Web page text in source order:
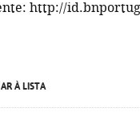
http://
À LISTA